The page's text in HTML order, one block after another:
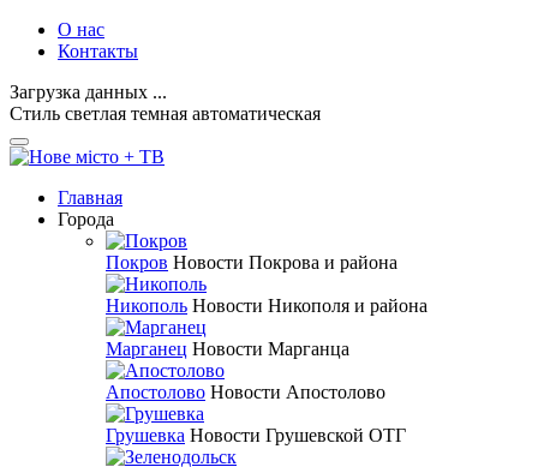
О нас
Контакты
Загрузка данных ...
Стиль светлая темная автоматическая
Главная
Города
Покров Новости Покрова и района
Никополь Новости Никополя и района
Марганец Новости Марганца
Апостолово Новости Апостолово
Грушевка Новости Грушевской ОТГ